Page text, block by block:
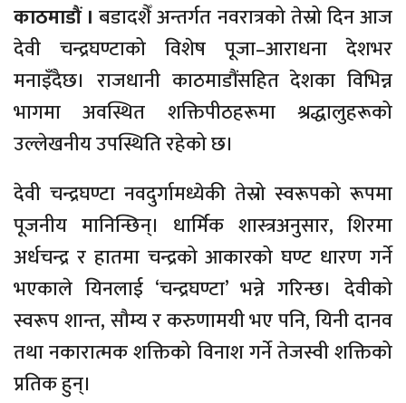
काठमाडौं ।बडादशैँ अन्तर्गत नवरात्रको तेस्रो दिन आज
देवी चन्द्रघण्टाको विशेष पूजा–आराधना देशभर
मनाइँदैछ। राजधानी काठमाडौंसहित देशका विभिन्न
भागमा अवस्थित शक्तिपीठहरूमा श्रद्धालुहरूको
उल्लेखनीय उपस्थिति रहेको छ।
देवी चन्द्रघण्टा नवदुर्गामध्येकी तेस्रो स्वरूपको रूपमा
पूजनीय मानिन्छिन्। धार्मिक शास्त्रअनुसार, शिरमा
अर्धचन्द्र र हातमा चन्द्रको आकारको घण्ट धारण गर्ने
भएकाले यिनलाई ‘चन्द्रघण्टा’ भन्ने गरिन्छ। देवीको
स्वरूप शान्त, सौम्य र करुणामयी भए पनि, यिनी दानव
तथा नकारात्मक शक्तिको विनाश गर्ने तेजस्वी शक्तिको
प्रतिक हुन्।